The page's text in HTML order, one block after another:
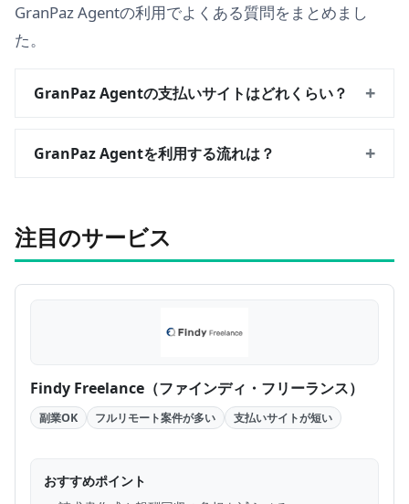
GranPaz Agentの利用でよくある質問をまとめまし
た。
GranPaz Agentの支払いサイトはどれくらい？ +
GranPaz Agentを利用する流れは？ +
注目のサービス
Findy Freelance（ファインディ・フリーランス）
副業OK フルリモート案件が多い 支払いサイトが短い
おすすめポイント